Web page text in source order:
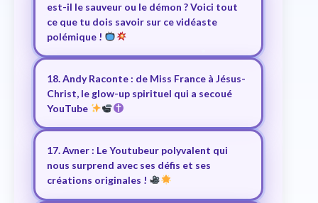
est-il le sauveur ou le démon ? Voici tout
ce que tu dois savoir sur ce vidéaste
polémique !
18. Andy Raconte : de Miss France à Jésus-
Christ, le glow-up spirituel qui a secoué
YouTube
17. Avner : Le Youtubeur polyvalent qui
nous surprend avec ses défis et ses
créations originales !